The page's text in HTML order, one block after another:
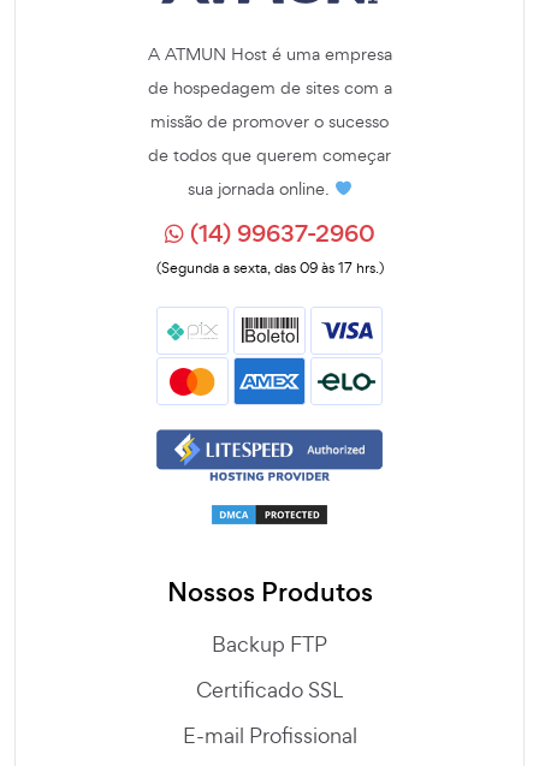
A ATMUN Host é uma empresa
de hospedagem de sites com a
missão de promover o sucesso
de todos que querem começar
sua jornada online.
(14) 99637-2960
(Segunda a sexta, das 09 às 17 hrs.)
Nossos Produtos
Backup FTP
Certificado SSL
E-mail Profissional